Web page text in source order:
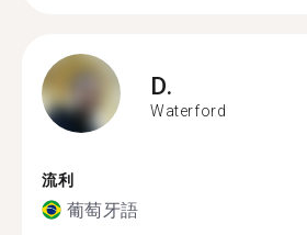
D.
Waterford
流利
葡萄牙語